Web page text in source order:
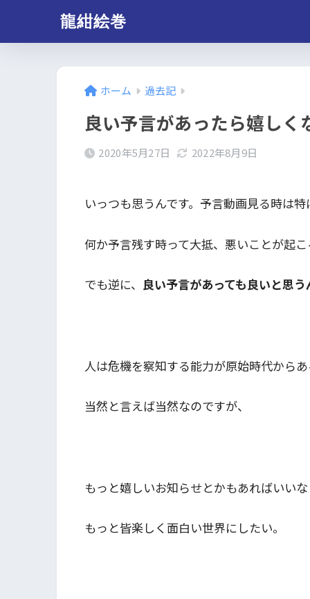
龍紺絵巻
ホーム 過去記
良い予言があったら嬉しく
2020年5月27日 2022年8月9日
いっつも思うんです。予言動画見る時は特
何か予言残す時って大抵、悪いことが起
でも逆に、 良い予言があっても良いと思
人は危機を察知する能力が原始時代から
当然と言えば当然なのですが、
もっと嬉しいお知らせとかもあればいい
もっと皆楽しく面白い世界にしたい。